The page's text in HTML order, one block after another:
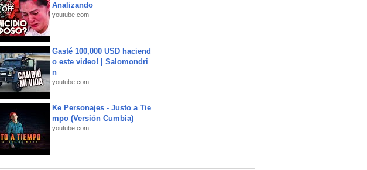
Analizando
youtube.com
Gasté 100,000 USD haciend
o este video! | Salomondri
n
youtube.com
Ke Personajes - Justo a Tie
mpo (Versión Cumbia)
youtube.com